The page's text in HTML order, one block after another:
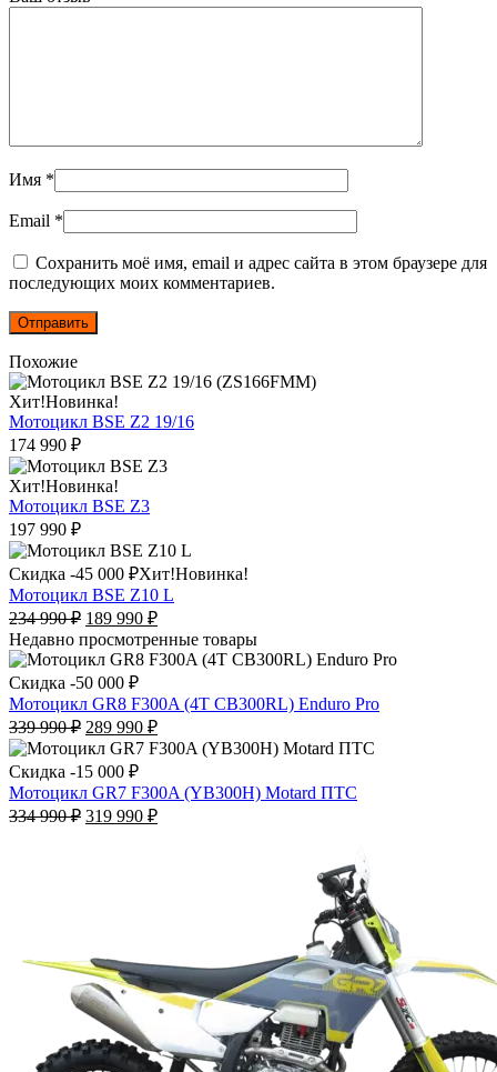
Имя *
Email *
Сохранить моё имя, email и адрес сайта в этом браузере для
последующих моих комментариев.
Похожие
Этот
товар
имеет
несколько
вариаций.
Опции
можно
выбрать
на
странице
товара.
Хит!Новинка!
Мотоцикл BSE Z2 19/16
174 990 ₽
Этот
товар
имеет
несколько
вариаций.
Опции
можно
выбрать
на
странице
товара.
Хит!Новинка!
Мотоцикл BSE Z3
197 990 ₽
Этот
товар
имеет
несколько
вариаций.
Опции
можно
выбрать
на
странице
товара.
Скидка -45 000 ₽Хит!Новинка!
Мотоцикл BSE Z10 L
234 990₽ Первоначальная
цена
составляла
234
990
₽.
189 990 ₽Текущая
цена:
189
₽.
Недавно просмотренные товары
Скидка -50 000 ₽
Мотоцикл GR8 F300A (4T CB300RL) Enduro Pro
339 990₽ Первоначальная
цена
составляла
339
990
₽.
289 990 ₽Текущая
цена:
990
₽.
Скидка -15 000 ₽
Мотоцикл GR7 F300A (YB300H) Motard ПТС
334 990₽ Первоначальная
319 990 ₽Текущая